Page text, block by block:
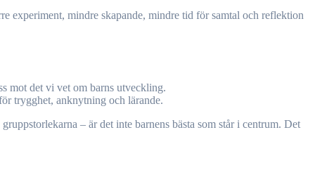
experiment, mindre skapande, mindre tid för samtal och reflektion
mot det vi vet om barns utveckling.
trygghet, anknytning och lärande.
– är det inte barnens bästa som står i centrum. Det